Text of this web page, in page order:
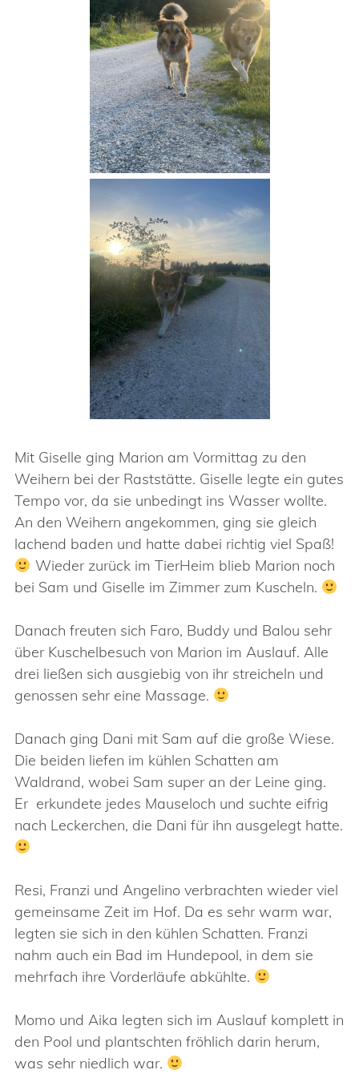
Mit Giselle ging Marion am Vormittag zu den
Weihern bei der Raststätte. Giselle legte ein gutes
Tempo vor, da sie unbedingt ins Wasser wollte.
An den Weihern angekommen, ging sie gleich
lachend baden und hatte dabei richtig viel Spaß!
Wieder zurück im TierHeim blieb Marion noch
bei Sam und Giselle im Zimmer zum Kuscheln.
Danach freuten sich Faro, Buddy und Balou sehr
über Kuschelbesuch von Marion im Auslauf. Alle
drei ließen sich ausgiebig von ihr streicheln und
genossen sehr eine Massage.
Danach ging Dani mit Sam auf die große Wiese.
Die beiden liefen im kühlen Schatten am
Waldrand, wobei Sam super an der Leine ging.
Er erkundete jedes Mauseloch und suchte eifrig
nach Leckerchen, die Dani für ihn ausgelegt hatte.
Resi, Franzi und Angelino verbrachten wieder viel
gemeinsame Zeit im Hof. Da es sehr warm war,
legten sie sich in den kühlen Schatten. Franzi
nahm auch ein Bad im Hundepool, in dem sie
mehrfach ihre Vorderläufe abkühlte.
Momo und Aika legten sich im Auslauf komplett in
den Pool und plantschten fröhlich darin herum,
was sehr niedlich war.